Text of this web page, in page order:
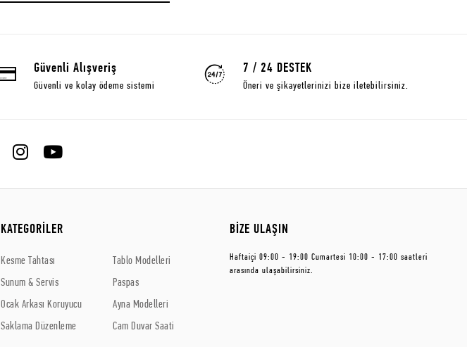
Güvenli Alışveriş
Güvenli ve kolay ödeme sistemi
7 / 24 DESTEK
Öneri ve şikayetlerinizi bize iletebilirsiniz.
KATEGORİLER
Kesme Tahtası
Sunum & Servis
Ocak Arkası Koruyucu
Saklama Düzenleme
Tablo Modelleri
Paspas
Ayna Modelleri
Cam Duvar Saati
BİZE ULAŞIN
Haftaiçi 09:00 - 19:00 Cumartesi 10:00 - 17:00 saatleri
arasında ulaşabilirsiniz.